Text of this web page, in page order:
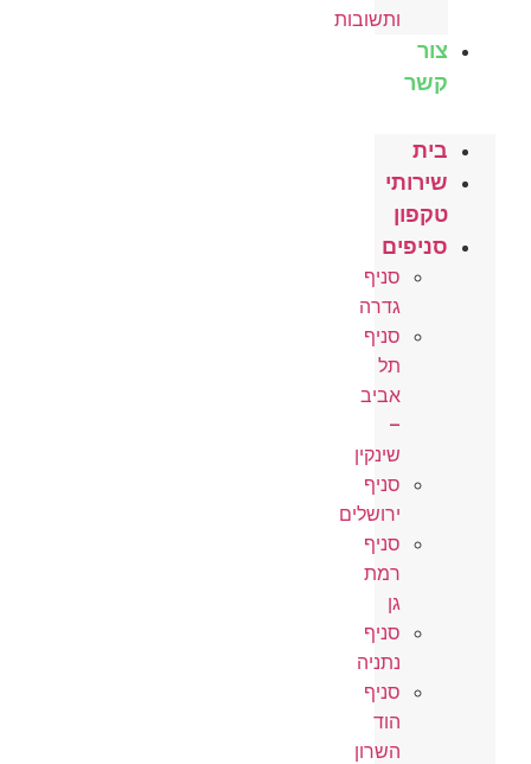
ותשובות
צור
קשר
בית
שירותי
טקפון
סניפים
סניף
גדרה
סניף
תל
אביב
–
שינקין
סניף
ירושלים
סניף
רמת
גן
סניף
נתניה
סניף
הוד
השרון